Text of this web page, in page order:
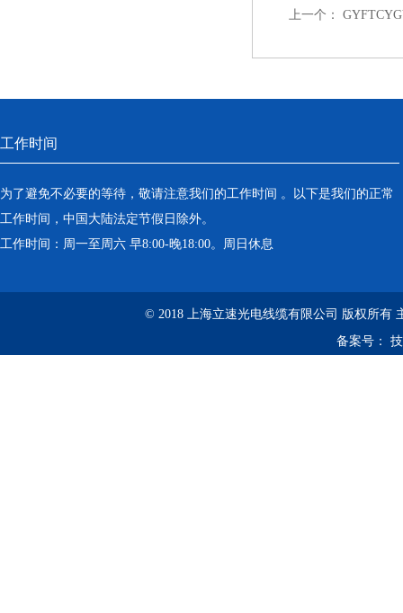
上一个：
工作时间
为了避免不必要的等待，敬请注意我们的工作时间 。以下是我们的正常
工作时间，中国大陆法定节假日除外。
工作时间：周一至周六 早8:00-晚18:00。周日休息
© 2018 上海立速光电线缆有限公司 版权所有
备案号：